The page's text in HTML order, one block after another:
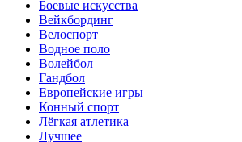
Боевые искусства
Вейкбординг
Велоспорт
Водное поло
Волейбол
Гандбол
Европейские игры
Конный спорт
Лёгкая атлетика
Лучшее